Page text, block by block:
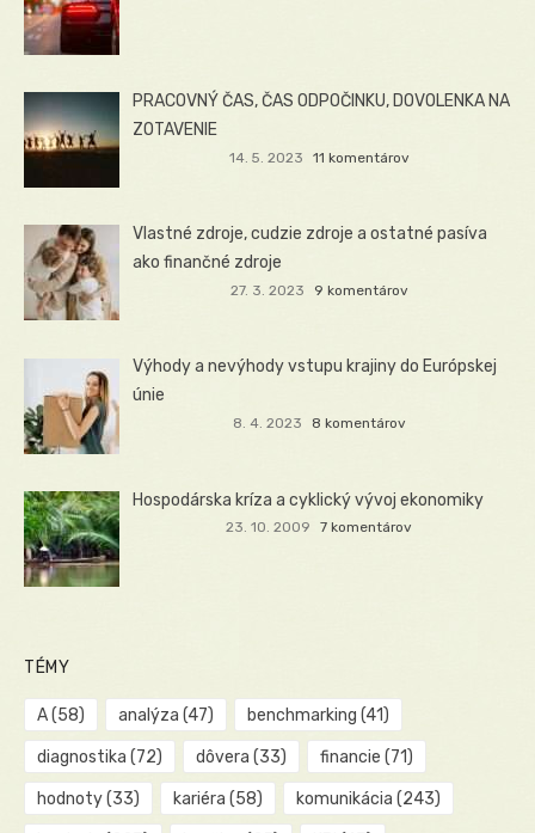
PRACOVNÝ ČAS, ČAS ODPOČINKU, DOVOLENKA NA
ZOTAVENIE
14. 5. 2023 11 komentárov
Vlastné zdroje, cudzie zdroje a ostatné pasíva
ako finančné zdroje
27. 3. 2023 9 komentárov
Výhody a nevýhody vstupu krajiny do Európskej
únie
8. 4. 2023 8 komentárov
Hospodárska kríza a cyklický vývoj ekonomiky
23. 10. 2009 7 komentárov
TÉMY
A(58) analýza (47) benchmarking (41)
diagnostika (72) dôvera (33) financie (71)
hodnoty(33) kariéra (58) komunikácia (243)